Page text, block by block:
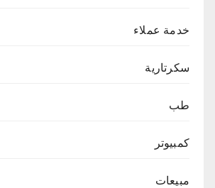
خدمة عملاء
سكرتارية
طب
كمبيوتر
مبيعات